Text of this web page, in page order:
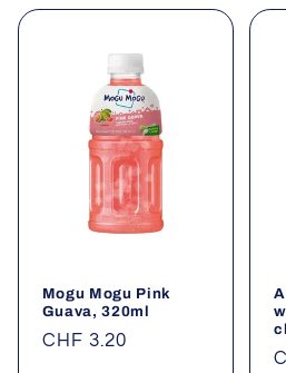
Mogu Mogu Pink
Guava, 320ml
Normaler
CHF 3.20
cl